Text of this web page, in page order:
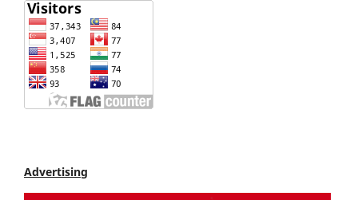
Advertising